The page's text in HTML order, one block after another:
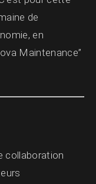
de
en
Maintenance”
collaboration